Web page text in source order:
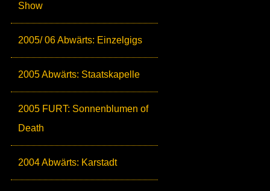
Show
2005/ 06 Abwärts: Einzelgigs
2005 Abwärts: Staatskapelle
2005 FURT: Sonnenblumen of
Death
2004 Abwärts: Karstadt